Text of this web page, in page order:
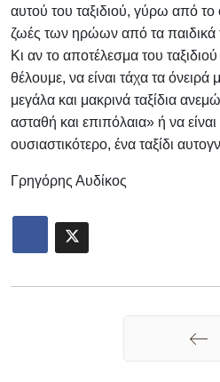
αυτού του ταξιδιού, γύρω από το
ζωές των ηρώων από τα παιδικά
Κι αν το αποτέλεσμα του
θέλουμε, να είναι τάχα τα όνειρά
μεγάλα και μακρινά ταξίδια
ασταθή και επιπόλαια» ή να
ουσιαστικότερο, ένα ταξίδι
Γρηγόρης Αυδίκος